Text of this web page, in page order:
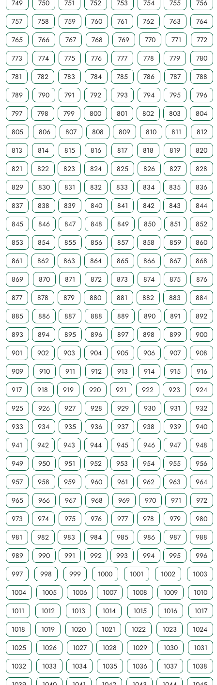
749 750 751 752 753 754 755
756
757
758 759 760 761 762 763
764
765
766 767 768 769 770 771
772
773
774 775 776 777 778 779
780
781
782 783 784 785 786 787
788
789
790 791 792 793 794 795
796
797
798 799 800 801 802 803
804
805
806 807 808 809 810 811
812
813
814 815 816 817 818 819
820
821
822 823 824 825 826 827
828
829
830 831 832 833 834 835
836
837
838 839 840 841 842 843
844
845
846 847 848 849 850 851
852
853
854 855 856 857 858 859
860
861
862 863 864 865 866 867
868
869
870 871 872 873 874 875
876
877
878 879 880 881 882 883
884
885
886 887 888 889 890 891
892
893
894 895 896 897 898 899
900
901
902 903 904 905 906 907
908
909
910 911 912 913 914 915
916
917
918 919 920 921 922 923
924
925
926 927 928 929 930 931
932
933
934 935 936 937 938 939
940
941
942 943 944 945 946 947
948
949
950 951 952 953 954 955
956
957
958 959 960 961 962 963
964
965
966 967 968 969 970 971
972
973
974 975 976 977 978 979
980
981
982 983 984 985 986 987
988
989
990 991 992 993 994 995
996
997
998 999 1000 1001 1002
1003
1004
1005 1006 1007 1008 1009
1010
1011
1012 1013 1014 1015 1016
1017
1018
1019 1020 1021 1022 1023
1024
1025
1026 1027 1028 1029 1030
1031
1032
1033 1034 1035 1036 1037
1038